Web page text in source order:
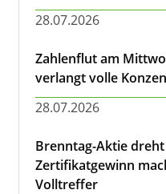
28.07.2026
Zahlenflut am
verlangt volle
28.07.2026
Brenntag-Aktie dreht
Zertifikatgewinn
Volltreffer